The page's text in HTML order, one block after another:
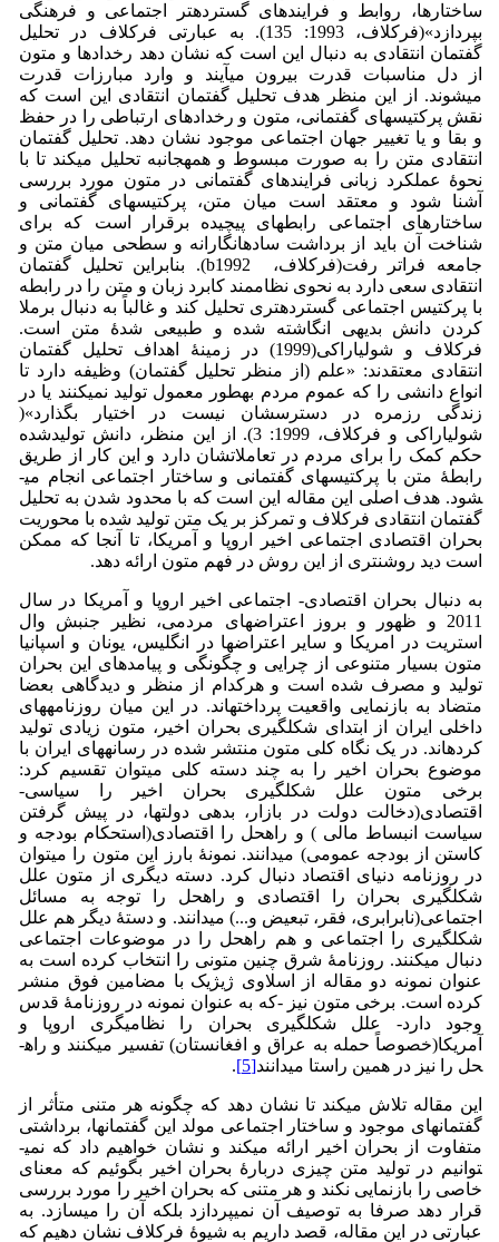
ساختارها، روابط و فرایندهای گسترده­تر اجتماعی و فرهنگی
بپردازد»(فرکلاف، 1993: 135). به عبارتی فرکلاف در تحلیل
گفتمان انتقادی به دنبال این است که نشان دهد رخدادها و متون
از دل مناسبات قدرت بیرون می­آیند و وارد مبارزات قدرت
می‏شوند. از این منظر هدف تحلیل گفتمان انتقادی این است که
نقش پرکتیس­های گفتمانی، متون و رخدادهای ارتباطی را در حفظ
و بقا و یا تغییر جهان اجتماعی موجود نشان دهد. تحلیل گفتمان
انتقادی متن را به صورت مبسوط و همه­جانبه تحلیل می­کند تا با
نحوۀ عملکرد زبانی فرایندهای گفتمانی در متون مورد بررسی
آشنا شود و معتقد است میان متن، پرکتیس­های گفتمانی و
ساختارهای اجتماعی رابطه­ای پیچیده برقرار است که برای
شناخت آن باید از برداشت ساده‏انگارانه و سطحی میان متن و
جامعه فراتر رفت(فرکلاف، b1992). بنابراین تحلیل گفتمان
انتقادی سعی دارد به نحوی نظام­مند کابرد زبان و متن را در رابطه
با پرکتیس اجتماعی گسترده‏تری تحلیل کند و غالباً به دنبال برملا
کردن دانش بدیهی انگاشته شده و طبیعی شدۀ متن است.
فرکلاف و شولیاراکی(1999) در زمینۀ اهداف تحلیل گفتمان
انتقادی معتقدند: «علم (از منظر تحلیل گفتمان) وظیفه دارد تا
انواع دانشی را که عموم مردم به­طور معمول تولید نمی­کنند یا در
زندگی رزمره در دسترسشان نیست در اختیار بگذارد»(
شولیاراکی و فرکلاف، 1999: 3). از این منظر، دانش تولید­شده
حکم کمک را برای مردم در تعاملاتشان دارد و این کار از طریق
رابطۀ متن با پرکتیس­های گفتمانی و ساختار اجتماعی انجام می­
شود. هدف اصلی این مقاله این است که با محدود شدن به تحلیل
گفتمان انتقادی فرکلاف و تمرکز بر یک متن تولید شده با محوریت
بحران اقتصادی اجتماعی اخیر اروپا و آمریکا، تا آنجا که ممکن
است دید روشن­تری از این روش در فهم متون ارائه دهد.
به دنبال بحران اقتصادی- اجتماعی اخیر اروپا و آمریکا در سال
2011 و ظهور و بروز اعتراض­های مردمی، نظیر جنبش وال
استریت در امریکا و سایر اعتراض­ها در انگلیس، یونان و اسپانیا
متون بسیار متنوعی از چرایی و چگونگی و پیامدهای این بحران
تولید و مصرف شده است و هرکدام از منظر و دیدگاهی بعضا
متضاد به بازنمایی واقعیت پرداخته­اند. در این میان روزنامه­های
داخلی ایران از ابتدای شکل­گیری بحران اخیر، متون زیادی تولید
کرده­اند. در یک نگاه کلی متون منتشر شده در رسانه­های ایران با
موضوع بحران اخیر را به چند دسته کلی می‏توان تقسیم کرد:
برخی متون علل شکل­گیری بحران اخیر را سیاسی-
اقتصادی(دخالت دولت در بازار، بدهی دولت­ها، در پیش گرفتن
سیاست انبساط مالی ) و راه­حل را اقتصادی(استحکام بودجه و
کاستن از بودجه عمومی) می­دانند. نمونۀ بارز این متون را می­توان
در روزنامه دنیای اقتصاد دنبال کرد. دسته دیگری از متون علل
شکل­گیری بحران را اقتصادی و راه­حل را توجه به مسائل
اجتماعی(نابرابری، فقر، تبعیض و...) می­دانند. و دستۀ دیگر هم علل
شکل­گیری را اجتماعی و هم راه­حل را در موضوعات اجتماعی
دنبال می­کنند. روزنامۀ شرق چنین متونی را انتخاب کرده است به
عنوان نمونه دو مقاله از اسلاوی ژیژیک با مضامین فوق منشر
کرده است. برخی متون نیز -که به عنوان نمونه در روزنامۀ قدس
وجود دارد- علل شکل­گیری بحران را نظامی­گری اروپا و
آمریکا(خصوصاً حمله به عراق و افغانستان) تفسیر می­کنند و راه­
حل را نیز در همین راستا می­دانند[5]
.
این مقاله تلاش می­کند تا نشان دهد که چگونه هر متنی متأثر از
گفتمان­های موجود و ساختار اجتماعی مولد این گفتمان­ها، برداشتی
متفاوت از بحران اخیر ارائه می­کند و نشان خواهیم داد که نمی­
توانیم در تولید متن چیزی دربارۀ بحران اخیر بگوئیم که معنای
خاصی را بازنمایی نکند و هر متنی که بحران اخیر را مورد بررسی
قرار دهد صرفا به توصیف آن نمی‏پردازد بلکه آن را می­سازد. به
عبارتی در این مقاله، قصد داریم به شیوۀ فرکلاف نشان دهیم که